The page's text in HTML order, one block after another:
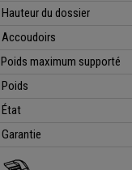
Hauteur du dossier
Accoudoirs
Poids maximum supporté
Poids
État
Garantie